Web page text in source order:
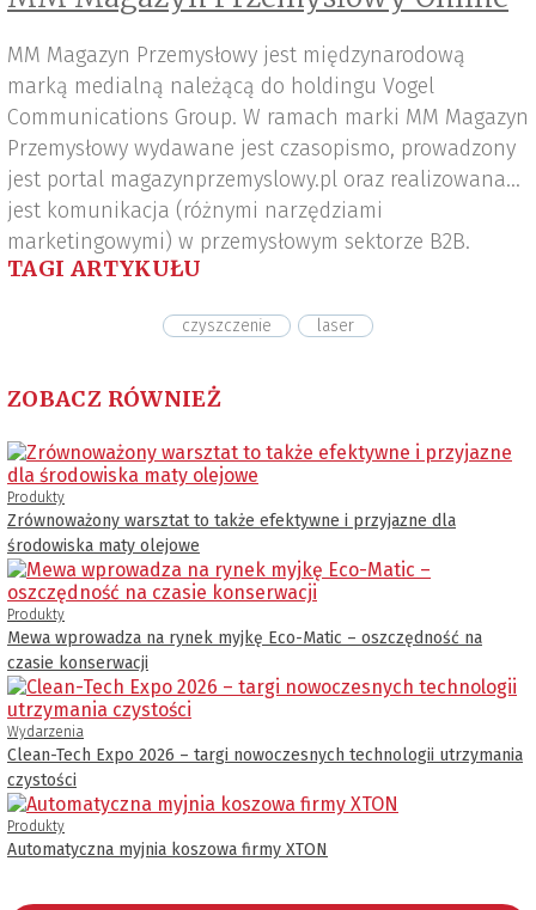
MM Magazyn Przemysłowy jest międzynarodową
marką medialną należącą do holdingu Vogel
Communications Group. W ramach marki MM Magazyn
Przemysłowy wydawane jest czasopismo, prowadzony
jest portal magazynprzemyslowy.pl oraz realizowana
jest komunikacja (różnymi narzędziami
marketingowymi) w przemysłowym sektorze B2B.
TAGI ARTYKUŁU
czyszczenie laser
ZOBACZ RÓWNIEŻ
Produkty
Zrównoważony warsztat to także efektywne i przyjazne dla
środowiska maty olejowe
Produkty
Mewa wprowadza na rynek myjkę Eco-Matic – oszczędność na
czasie konserwacji
Wydarzenia
Clean-Tech Expo 2026 – targi nowoczesnych technologii utrzymania
czystości
Produkty
Automatyczna myjnia koszowa firmy XTON